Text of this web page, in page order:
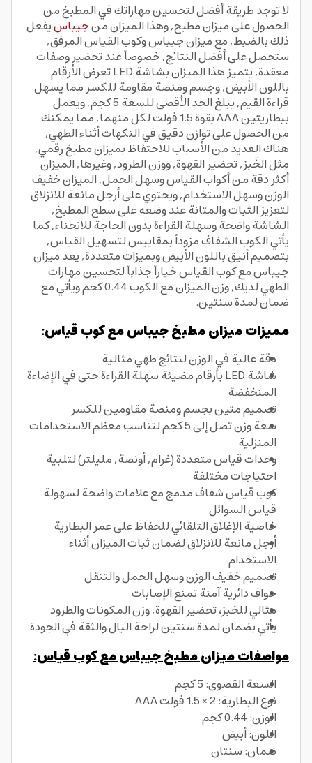
لا توجد طريقة أفضل لتحسين مهاراتك في المطبخ من
الحصول على ميزان مطبخ, وهذا الميزان منجيباسيفعل
ذلك بالضبط, مع ميزان جيباس وكوب القياس المرفق,
ستحصل على أفضل النتائج, خصوصاً عند تحضير وصفات
معقدة, يتميز هذا الميزان بشاشة LED تعرض الأرقام
باللون الأبيض, وجسم ومنصة مقاومة للكسر مما يسهل
قراءة القيم, يبلغ الحد الأقصى للسعة 5 كجم, ويعمل
ببطاريتين AAA بقوة 1.5 فولت لكل منهما, مما يمكنك
من الحصول على توازن دقيق في النكهات أثناء الطهي,
هناك العديد من الأسباب للاحتفاظ بميزان مطبخ رقمي,
مثل الخَبز, تحضير القهوة, ووزن الطرود, وغيرها, الميزان
أكثر دقة من أكواب القياس وسهل الحمل, الميزان خفيف
الوزن وسهل الاستخدام, ويحتوي على أرجل مانعة للانزلاق
لتعزيز الثبات والمتانة عند وضعه على سطح المطبخ,
الشاشة واضحة وسهلة القراءة بدون الحاجة للانحناء, كما
يأتي الكوب الشفاف مزوداً بمقاييس لتسهيل القياس,
بتصميم أنيق باللون الأبيض وبميزات متعددة, يعد ميزان
جيباس مع كوب القياس خياراً جذاباً لتحسين مهارات
الطهي لديك, وزن الميزان مع الكوب 0.44 كجم ويأتي مع
ضمان لمدة سنتين.
مميزات ميزان مطبخ جيباس مع كوب قياس:
دقة عالية في الوزن لنتائج طهي مثالية
شاشة LED بأرقام مضيئة سهلة القراءة حتى في الإضاءة
المنخفضة
تصميم متين بجسم ومنصة مقاومين للكسر
سعة وزن تصل إلى 5 كجم لتناسب معظم الاستخدامات
المنزلية
وحدات قياس متعددة (غرام, أونصة, مليلتر) لتلبية
احتياجات مختلفة
كوب قياس شفاف مدمج مع علامات واضحة لسهولة
قياس السوائل
خاصية الإغلاق التلقائي للحفاظ على عمر البطارية
أرجل مانعة للانزلاق لضمان ثبات الميزان أثناء
الاستخدام
تصميم خفيف الوزن وسهل الحمل والتنقل
حواف دائرية آمنة تمنع الإصابات
مثالي للخبز، تحضير القهوة, وزن المكونات والطرود
يأتي بضمان لمدة سنتين لراحة البال والثقة في الجودة
مواصفات ميزان مطبخ جيباس مع كوب قياس:
السعة القصوى: 5 كجم
نوع البطارية: 2 × 1.5 فولت AAA
الوزن: 0.44 كجم
اللون: أبيض
ضمان: سنتان